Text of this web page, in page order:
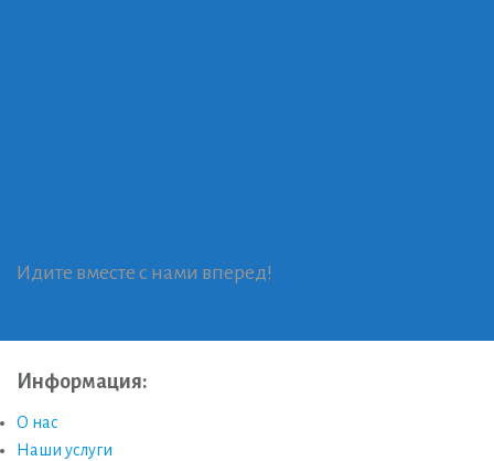
Идите вместе с нами вперед!
Информация:
О нас
Наши услуги